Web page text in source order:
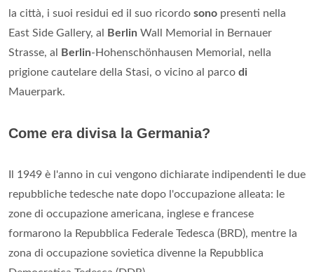
la città, i suoi residui ed il suo ricordo sono presenti nella
East Side Gallery, al
Berlin Wall Memorial in Bernauer
Strasse, al
Berlin-Hohenschönhausen Memorial, nella
prigione cautelare della Stasi, o vicino al parco di
Mauerpark.
Come era divisa la Germania?
Il 1949 è l'anno in cui vengono dichiarate indipendenti le due
repubbliche tedesche nate dopo l'occupazione alleata: le
zone di occupazione americana, inglese e francese
formarono la Repubblica Federale Tedesca (BRD), mentre la
zona di occupazione sovietica divenne la Repubblica